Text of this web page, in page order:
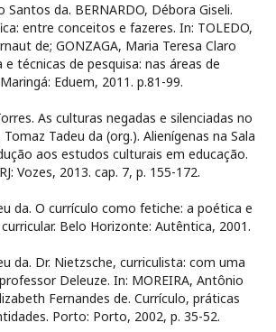
Santos da. BERNARDO, Débora Giseli.
entre conceitos e fazeres. In: TOLEDO,
de; GONZAGA, Maria Teresa Claro
técnicas de pesquisa: nas áreas de
Eduem, 2011. p.81-99.
As culturas negadas e silenciadas no
Tomaz Tadeu da (org.). Alienígenas na Sala
aos estudos culturais em educação.
Vozes, 2013. cap. 7, p. 155-172.
da. O currículo como fetiche: a poética e
Belo Horizonte: Autêntica, 2001.
da. Dr. Nietzsche, curriculista: com uma
Deleuze. In: MOREIRA, Antônio
Fernandes de. Currículo, práticas
Porto: Porto, 2002, p. 35-52.